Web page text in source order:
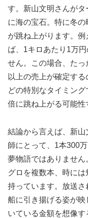
す。新山文明さんが
に海の宝石。特に冬
が跳ね上がります。
ば、1キロあたり1万
せん。この場合、た
以上の売上が確定す
どの特別なタイミン
倍に跳ね上がる可能性
結論から言えば、新
師にとって、1本300
夢物語ではありませ
グロを複数本、時に
持っています。放送
船に引き揚げる姿が
いている金額を想像